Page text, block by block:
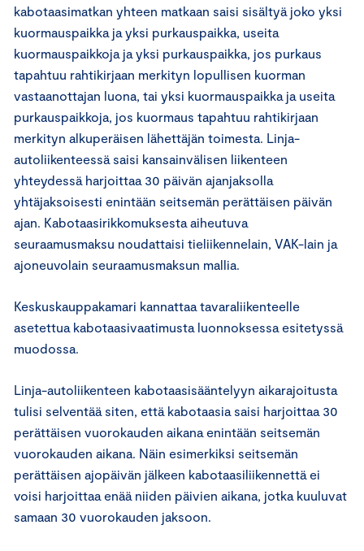
kabotaasimatkan yhteen matkaan saisi sisältyä joko yksi
kuormauspaikka ja yksi purkauspaikka, useita
kuormauspaikkoja ja yksi purkauspaikka, jos purkaus
tapahtuu rahtikirjaan merkityn lopullisen kuorman
vastaanottajan luona, tai yksi kuormauspaikka ja useita
purkauspaikkoja, jos kuormaus tapahtuu rahtikirjaan
merkityn alkuperäisen lähettäjän toimesta. Linja-
autoliikenteessä saisi kansainvälisen liikenteen
yhteydessä harjoittaa 30 päivän ajanjaksolla
yhtäjaksoisesti enintään seitsemän perättäisen päivän
ajan. Kabotaasirikkomuksesta aiheutuva
seuraamusmaksu noudattaisi tieliikennelain, VAK-lain ja
ajoneuvolain seuraamusmaksun mallia.
Keskuskauppakamari kannattaa tavaraliikenteelle
asetettua kabotaasivaatimusta luonnoksessa esitetyssä
muodossa.
Linja-autoliikenteen kabotaasisääntelyyn aikarajoitusta
tulisi selventää siten, että kabotaasia saisi harjoittaa 30
perättäisen vuorokauden aikana enintään seitsemän
vuorokauden aikana. Näin esimerkiksi seitsemän
perättäisen ajopäivän jälkeen kabotaasiliikennettä ei
voisi harjoittaa enää niiden päivien aikana, jotka kuuluvat
samaan 30 vuorokauden jaksoon.